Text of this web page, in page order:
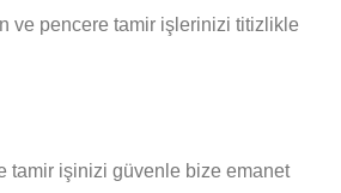
ve pencere tamir işlerinizi titizlikle
tamir işinizi güvenle bize emanet